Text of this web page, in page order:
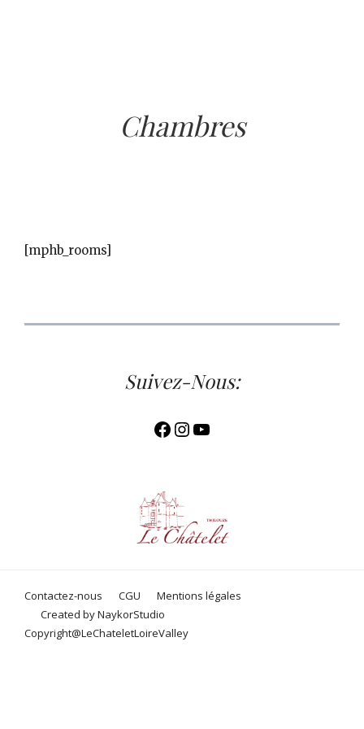
Chambres
[mphb_rooms]
Suivez-Nous:
Facebook
Instagram
YouTube
Contactez-nous CGU
Mentions légales
Created by NaykorStudio
Copyright@LeChateletLoireValley